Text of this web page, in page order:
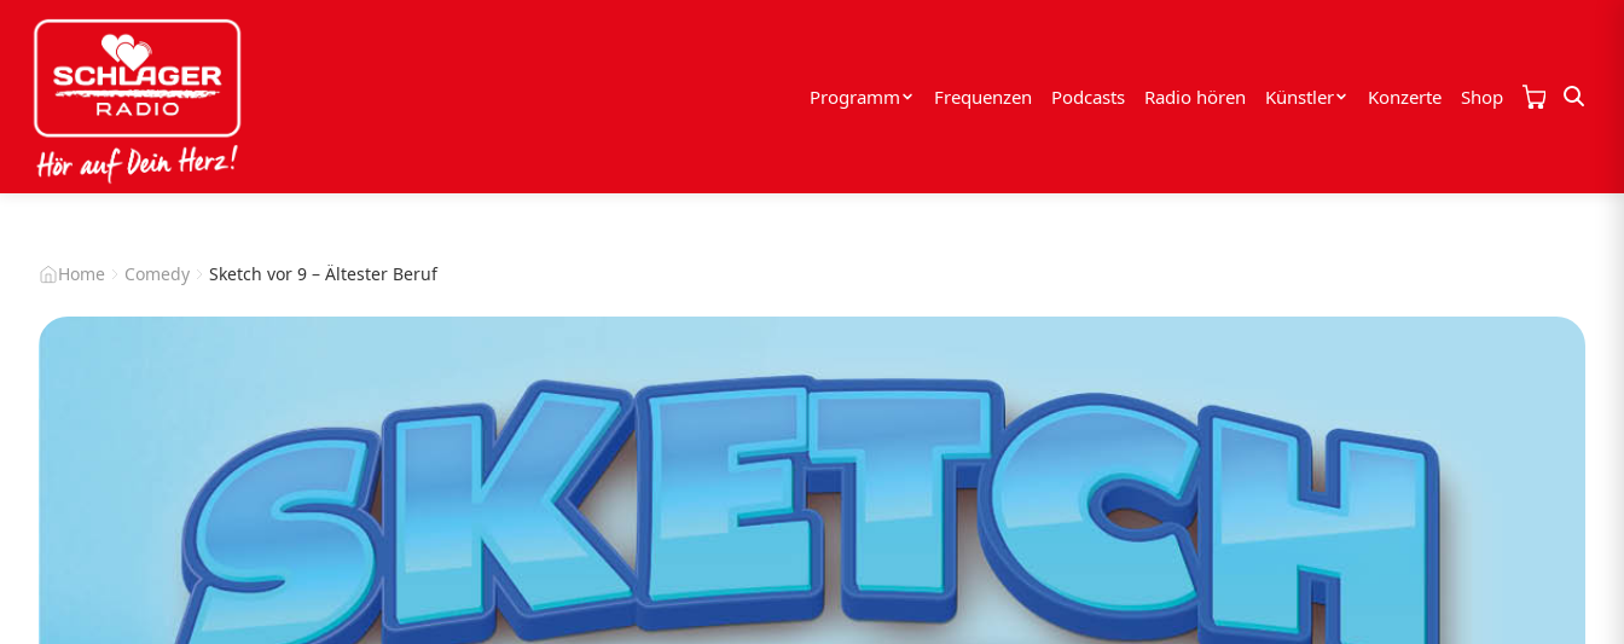
Programm Frequenzen Podcasts Radio hören Künstler Konzerte Shop
Home Comedy Sketch vor 9 – Ältester Beruf